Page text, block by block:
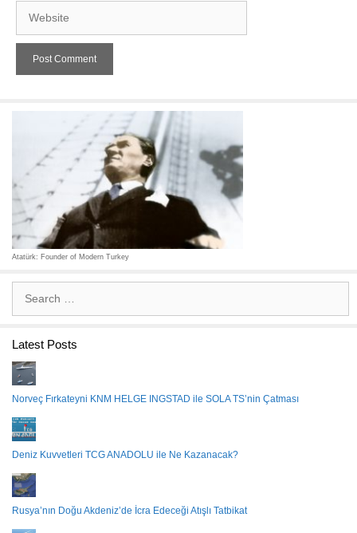
Atatürk: Founder of Modern Turkey
Search
Latest Posts
Norveç Fırkateyni KNM HELGE INGSTAD ile SOLA TS’nin Çatması
Deniz Kuvvetleri TCG ANADOLU ile Ne Kazanacak?
Rusya’nın Doğu Akdeniz’de İcra Edeceği Atışlı Tatbikat